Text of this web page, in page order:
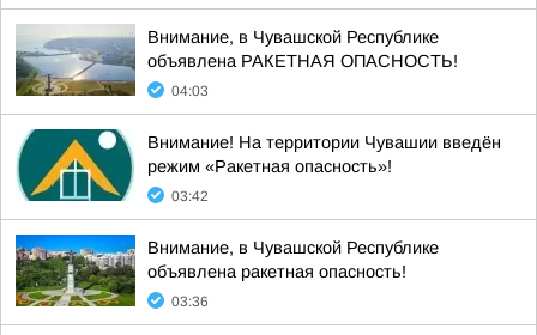
Внимание, в Чувашской Республике
объявлена РАКЕТНАЯ ОПАСНОСТЬ!
04:03
Внимание! На территории Чувашии введён
режим «Ракетная опасность»!
03:42
Внимание, в Чувашской Республике
объявлена ракетная опасность!
03:36